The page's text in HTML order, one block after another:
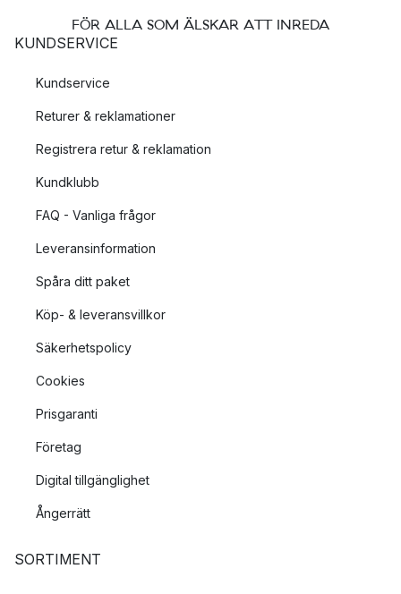
FÖR ALLA SOM ÄLSKAR ATT INREDA
KUNDSERVICE
Kundservice
Returer & reklamationer
Registrera retur & reklamation
Kundklubb
FAQ - Vanliga frågor
Leveransinformation
Spåra ditt paket
Köp- & leveransvillkor
Säkerhetspolicy
Cookies
Prisgaranti
Företag
Digital tillgänglighet
Ångerrätt
SORTIMENT